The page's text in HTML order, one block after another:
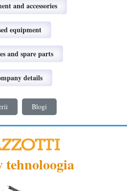
and accessories
equipment
and spare parts
details
Blogi
tehnoloogia